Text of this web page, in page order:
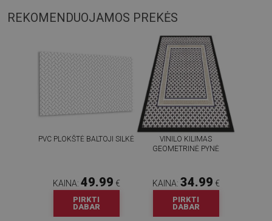
REKOMENDUOJAMOS PREKĖS
PVC PLOKŠTĖ BALTOJI SILKĖ
KAINA: 49.99 €
PIRKTI
DABAR
VINILO KILIMAS
GEOMETRINĖ PYNĖ
KAINA: 34.99 €
PIRKTI
DABAR